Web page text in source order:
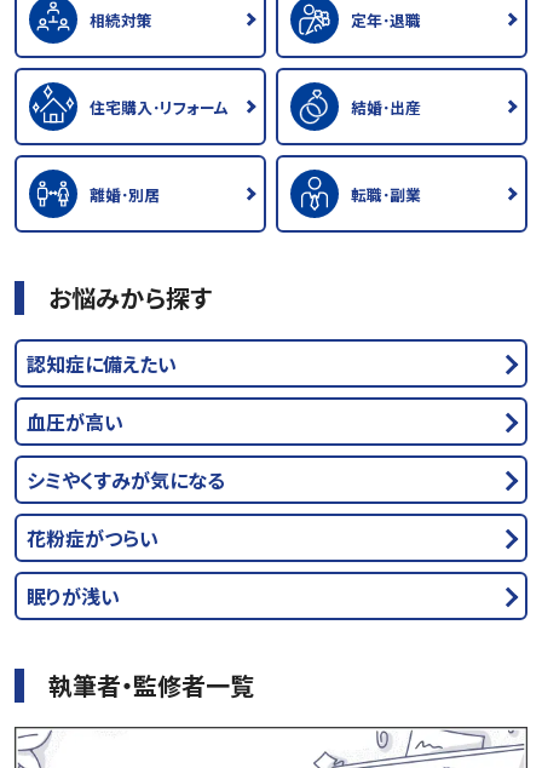
相続対策 定年･退職
住宅購入･リフォーム 結婚･出産
離婚･別居 転職･副業
お悩みから探す
認知症に備えたい
血圧が高い
シミやくすみが気になる
花粉症がつらい
眠りが浅い
執筆者・監修者一覧